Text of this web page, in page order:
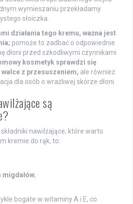
wymieszaniu przekładamy
słoiczka.
działania tego kremu, ważna jest
pomoże to zadbać o odpowiednie
dłoni przed szkodliwymi czynnikami
kosmetyk sprawdzi się
z przesuszeniem, ale również
dla osób o wrażliwej skórze dłoni.
są
nawilżające, które warto
kremie do rąk, to:
migdałów,
bogate w witaminy A i E, co